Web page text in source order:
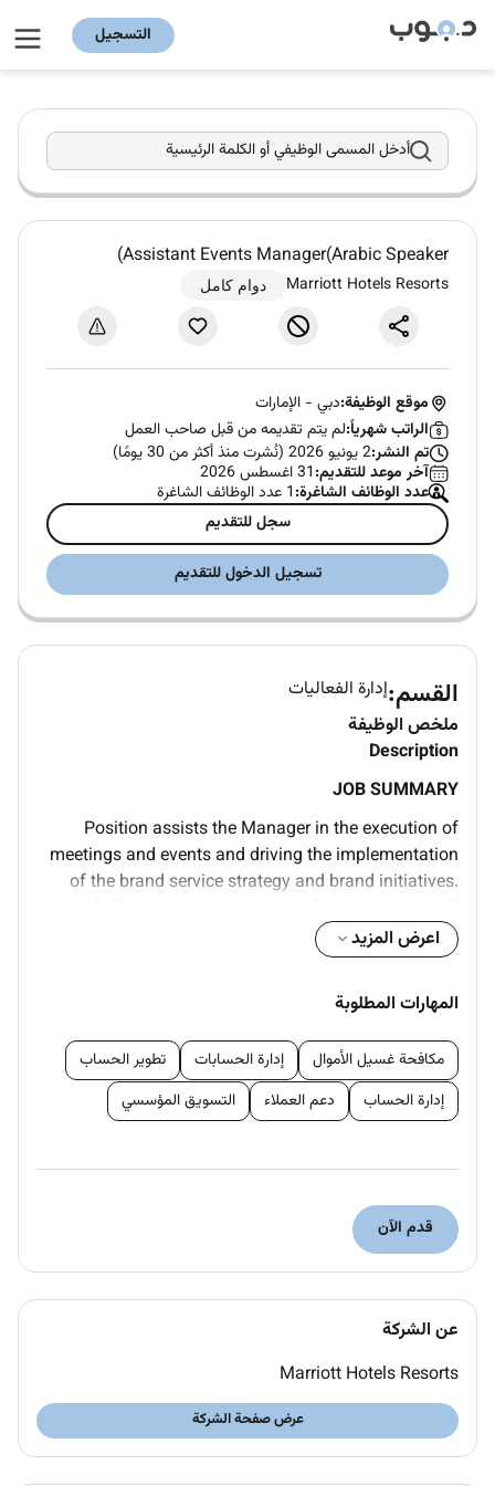
التسجيل
أدخل المسمى الوظيفي أو الكلمة الرئيسية
Assistant Events Manager(Arabic Speaker)
Marriott Hotels Resorts دوام كامل
موقع الوظيفة:دبي - الإمارات
الراتب شهرياً:لم يتم تقديمه من قبل صاحب العمل
تم النشر:2 يونيو 2026 (نُشرت منذ أكثر من 30 يومًا)
آخر موعد للتقديم:31 اغسطس 2026
عدد الوظائف الشاغرة:1 عدد الوظائف الشاغرة
سجل للتقديم
تسجيل الدخول للتقديم
القسم:إدارة الفعاليات
ملخص الوظيفة
Description
JOB SUMMARY
Position assists the Manager in the execution of
meetings and events and driving the implementation
of the brand service strategy and brand initiatives.
events and assists in growing event revenues.
Handles issues and conflicts that may arise duing
meetings or events. Conducts daily walk-through of
banquet floor to drive client satisfaction and maintain
quality standards.
CANDIDATE PROFILE
Education and Experience
marketing or related professional area.
OR
and Restaurant Management Hospitality Business
Administration or related major; 1 year experience in
the event management food and beverage sales and
CORE WORK ACTIVITIES
اعرض المزيد
المهارات المطلوبة
مكافحة غسيل الأموال إدارة الحسابات
تطوير الحساب
إدارة الحساب
دعم العملاء التسويق المؤسسي
قدم الآن
عن الشركة
Marriott Hotels Resorts
عرض صفحة الشركة